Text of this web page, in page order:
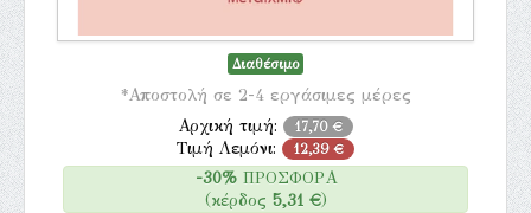
Διαθέσιμο
*Αποστολή σε 2-4 εργάσιμες μέρες
Αρχική τιμή: 17,70 €
Τιμή Λεμόνι: 12,39 €
-30%ΠΡΟΣΦΟΡΑ
(κέρδος 5,31 €)